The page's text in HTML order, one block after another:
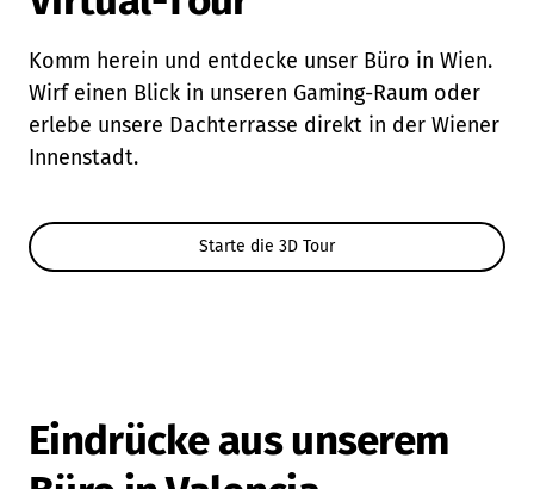
Komm herein und entdecke unser Büro in Wien.
Wirf einen Blick in unseren Gaming-Raum oder
erlebe unsere Dachterrasse direkt in der Wiener
Innenstadt.
Starte die 3D Tour
Eindrücke aus unserem